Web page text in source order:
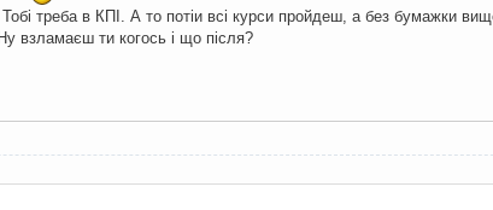
треба в КПІ. А то потіи всі курси пройдеш, а без бумажки
взламаєш ти когось і що після?